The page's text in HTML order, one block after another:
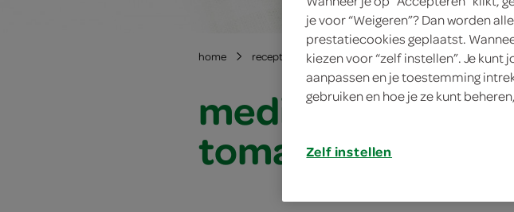
home recepten mediterrane aubergineschotel met
mediterrane
tomaat en gehakt
je voor “Weigeren”? Dan worden
prestatiecookies geplaatst.
kiezen voor “zelf instellen”. Je
aanpassen en je toestemming
gebruiken en hoe je ze kunt
Zelf instellen